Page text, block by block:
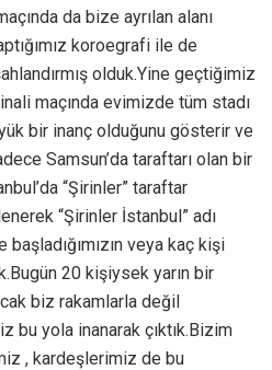
da bize ayrılan alanı
koroegrafi ile de
olduk.Yine geçtiğimiz
maçında evimizde tüm stadı
bir inanç olduğunu gösterir ve
Samsun’da taraftarı olan bir
“Şirinler” taraftar
“Şirinler İstanbul” adı
veya kaç kişi
20 kişiysek yarın bir
biz rakamlarla değil
bu yola inanarak çıktık.Bizim
, kardeşlerimiz de bu